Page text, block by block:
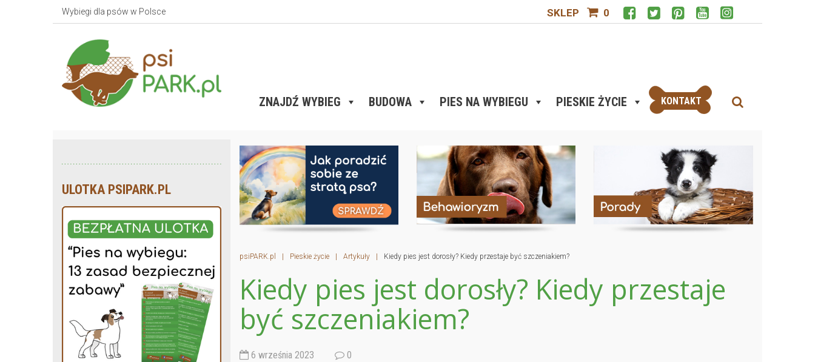
Wybiegi dla psów w Polsce SKLEP 0
ZNAJDŹ WYBIEG BUDOWA PIES NA WYBIEGU PIESKIE ŻYCIE KONTAKT
ULOTKA PSIPARK.PL
psiPARK.pl Pieskie życie Artykuły Kiedy pies jest dorosły? Kiedy przestaje być szczeniakiem?
Kiedy pies jest dorosły? Kiedy przestaje
być szczeniakiem?
6 września 2023 0